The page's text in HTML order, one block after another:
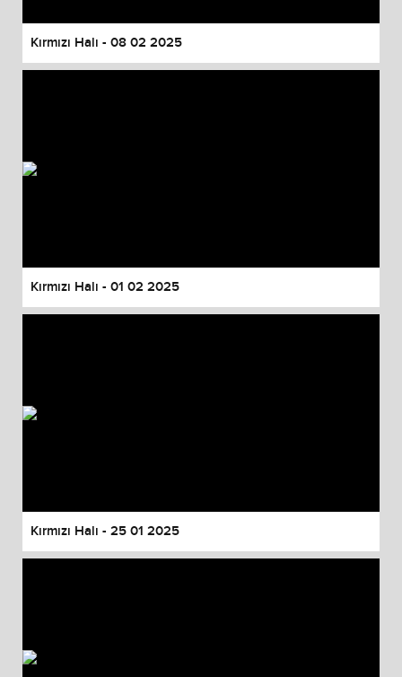
Kırmızı Halı - 08 02 2025
Kırmızı Halı - 01 02 2025
Kırmızı Halı - 25 01 2025